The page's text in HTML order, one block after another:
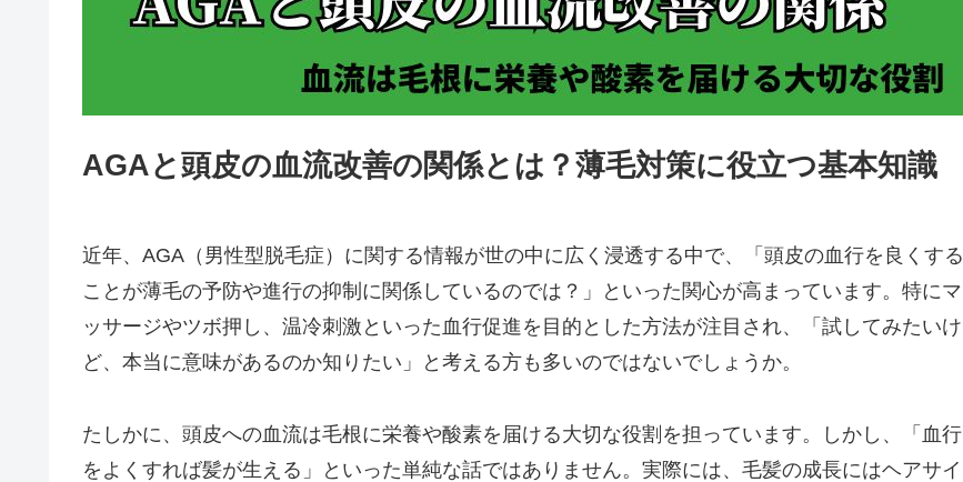
AGAと頭皮の血流改善の関係とは？薄毛対策に役立つ基本知識
近年、AGA（男性型脱毛症）に関する情報が世の中に広く浸透する中で、「頭皮の血行を良くする
ことが薄毛の予防や進行の抑制に関係しているのでは？」といった関心が高まっています。特にマ
ッサージやツボ押し、温冷刺激といった血行促進を目的とした方法が注目され、「試してみたいけ
ど、本当に意味があるのか知りたい」と考える方も多いのではないでしょうか。
たしかに、頭皮への血流は毛根に栄養や酸素を届ける大切な役割を担っています。しかし、「血行
をよくすれば髪が生える」といった単純な話ではありません。実際には、毛髪の成長にはヘアサイ